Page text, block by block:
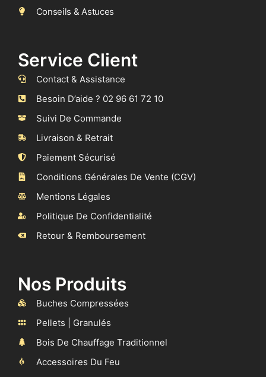
Nos Produits
Buches Compressées
Pellets | Granulés
Bois De Chauffage Traditionnel
Accessoires Du Feu
Conseils & Astuces
Service Client
Contact & Assistance
Besoin D’aide ? 02 96 61 72 10
Suivi De Commande
Livraison & Retrait
Paiement Sécurisé
Conditions Générales De Vente (CGV)
Mentions Légales
Politique De Confidentialité
Retour & Remboursement